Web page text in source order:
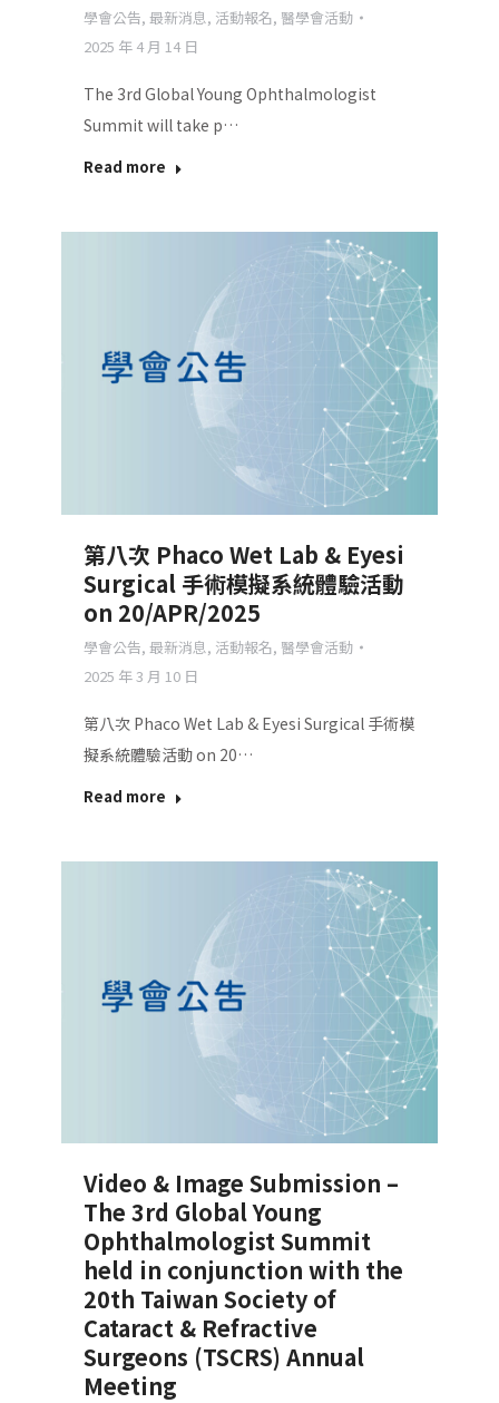
學會公告, 最新消息, 活動報名, 醫學會活動
2025 年 4 月 14 日
The 3rd Global Young Ophthalmologist
Summit will take p…
Read more
第八次 Phaco Wet Lab & Eyesi
Surgical 手術模擬系統體驗活動
on 20/APR/2025
學會公告, 最新消息, 活動報名, 醫學會活動
2025 年 3 月 10 日
第八次 Phaco Wet Lab & Eyesi Surgical 手術模
擬系統體驗活動 on 20…
Read more
Video & Image Submission –
The 3rd Global Young
Ophthalmologist Summit
held in conjunction with the
20th Taiwan Society of
Cataract & Refractive
Surgeons (TSCRS) Annual
Meeting